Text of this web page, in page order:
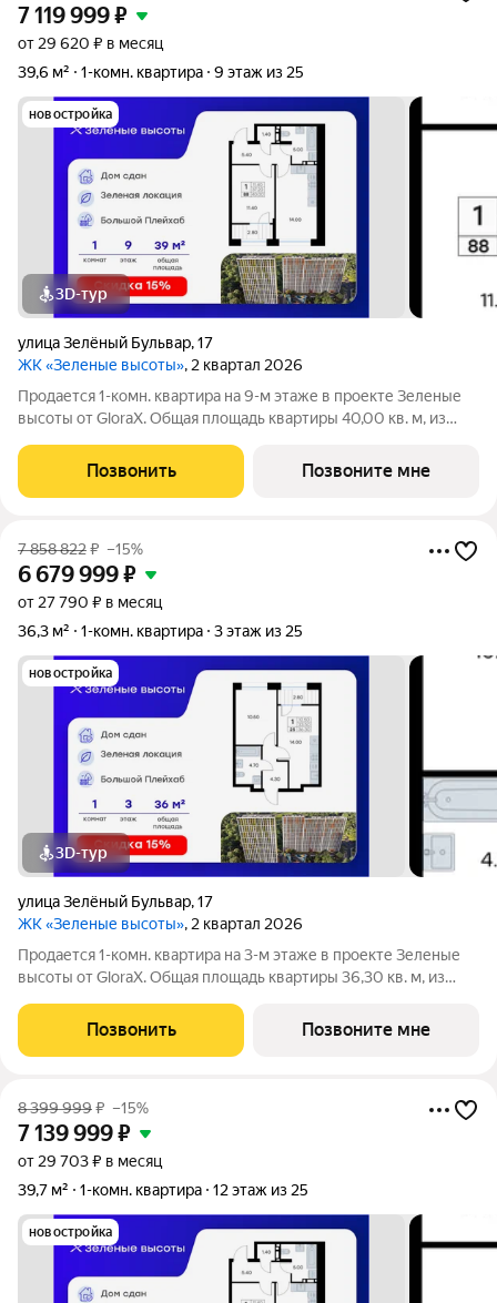
7 119 999₽
от 29 620 ₽ в месяц
39,6 м²
1-комн. квартира 9 этаж из 25
новостройка
3D-тур
улица Зелёный Бульвар,17
ЖК «Зеленые высоты», 2 квартал 2026
Продается 1-комн. квартира на 9-м этаже в проекте Зеленые
высоты от GloraX. Общая площадь квартиры 40,00 кв. м, из
14,00 кв. м кухни. Номер квартиры - 88. Преимущества
квартиры: просторная
Позвонить Позвоните мне
7 858 822₽ –15%
6 679 999₽
от 27 790 ₽ в месяц
36,3 м²
1-комн. квартира 3 этаж из 25
новостройка
3D-тур
улица Зелёный Бульвар,17
ЖК «Зеленые высоты», 2 квартал 2026
Продается 1-комн. квартира на 3-м этаже в проекте Зеленые
высоты от GloraX. Общая площадь квартиры 36,30 кв. м, из
14,00 кв. м кухни. Номер квартиры - 25. Преимущества
квартиры: компактная
Позвонить Позвоните мне
8 399 999₽ –15%
7 139 999₽
от 29 703 ₽ в месяц
39,7 м²
1-комн. квартира 12 этаж из 25
новостройка